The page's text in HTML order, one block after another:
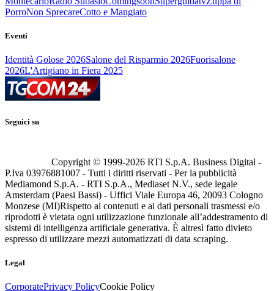
PorroNon SprecareCotto e Mangiato
Eventi
Identità Golose 2026Salone del Risparmio 2026Fuorisalone
2026L'Artigiano in Fiera 2025
Seguici su
Copyright © 1999-2026 RTI S.p.A. Business Digital -
P.Iva 03976881007 - Tutti i diritti riservati - Per la pubblicità
Mediamond S.p.A. - RTI S.p.A., Mediaset N.V., sede legale
Amsterdam (Paesi Bassi) - Uffici Viale Europa 46, 20093 Cologno
Monzese (MI)Rispetto ai contenuti e ai dati personali trasmessi e/o
riprodotti è vietata ogni utilizzazione funzionale all’addestramento di
sistemi di intelligenza artificiale generativa. È altresì fatto divieto
espresso di utilizzare mezzi automatizzati di data scraping.
Legal
CorporatePrivacy PolicyCookie Policy